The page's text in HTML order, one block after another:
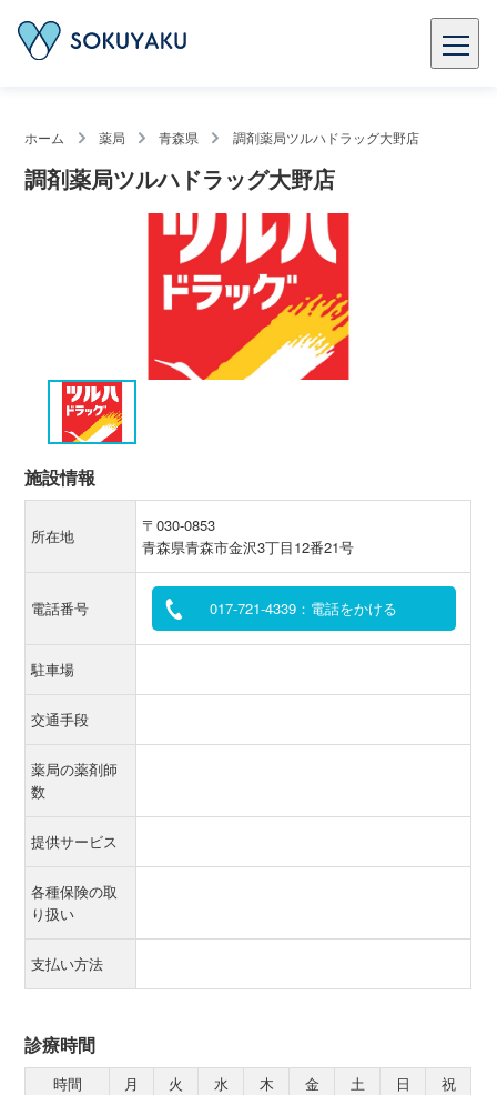
ホーム 薬局 青森県 調剤薬局ツルハドラッグ大野店
調剤薬局ツルハドラッグ大野店
施設情報
所在地
〒030-0853
青森県青森市金沢3丁目12番21号
電話番号 017-721-4339：電話をかける
駐車場
交通手段
薬局の薬剤師
数
提供サービス
各種保険の取
り扱い
支払い方法
診療時間
時間 月 火 水 木 金 土 日
祝